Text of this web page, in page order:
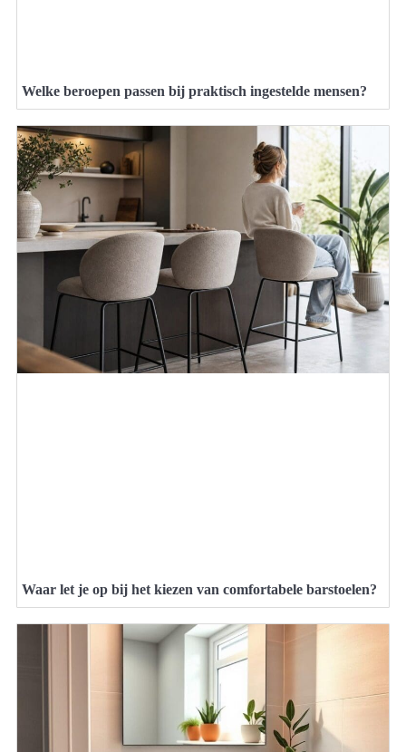
Welke beroepen passen bij praktisch ingestelde mensen?
Waar let je op bij het kiezen van comfortabele barstoelen?